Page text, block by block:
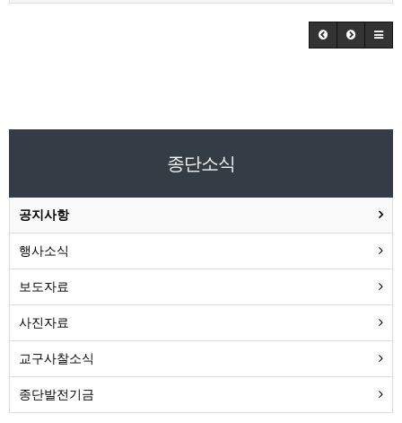
종단소식
공지사항
행사소식
보도자료
사진자료
교구사찰소식
종단발전기금